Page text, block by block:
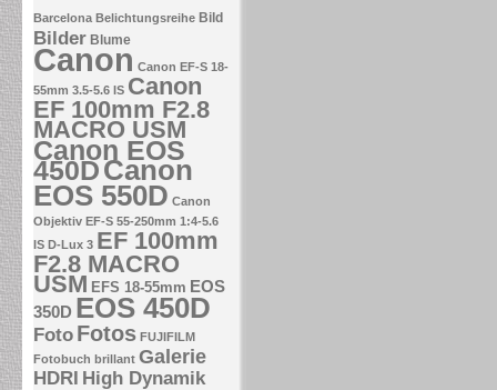
Barcelona Belichtungsreihe Bild
Bilder Blume
Canon Canon EF-S 18-
55mm 3.5-5.6 IS Canon
EF 100mm F2.8
MACRO USM
Canon EOS
450DCanon
EOS 550D Canon
Objektiv EF-S 55-250mm 1:4-5.6
IS D-Lux 3 EF 100mm
F2.8 MACRO
USM EFS 18-55mm EOS
350D EOS 450D
Foto Fotos FUJIFILM
Fotobuch brillant Galerie
HDRI High Dynamik